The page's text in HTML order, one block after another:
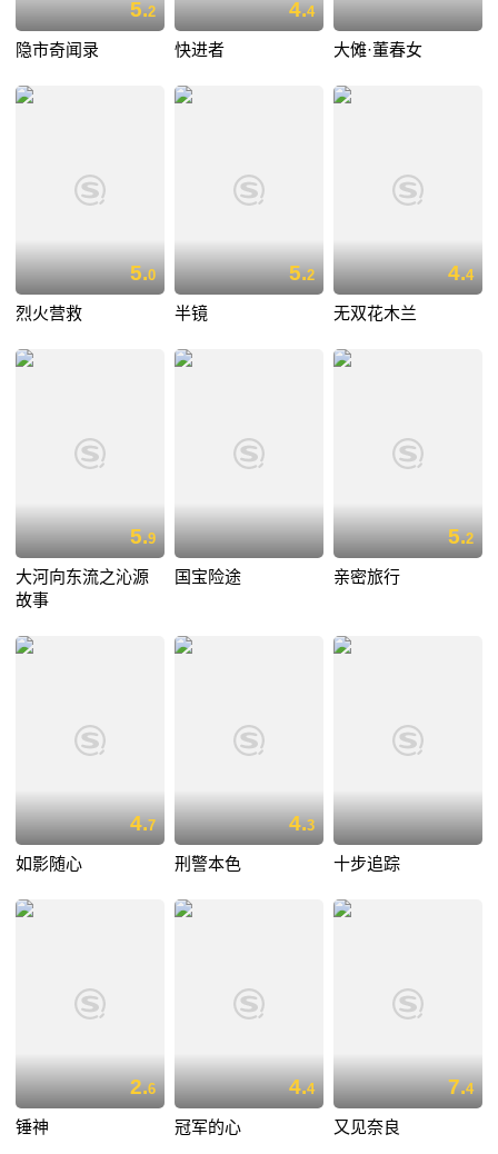
5.2
隐市奇闻录
4.4
快进者 大傩·董春女
5.0
烈火营救
5.2
半镜
4.4
无双花木兰
5.9
大河向东流之沁源
故事
国宝险途
5.2
亲密旅行
4.7
如影随心
4.3
刑警本色 十步追踪
2.6
锤神
4.4
冠军的心
7.4
又见奈良